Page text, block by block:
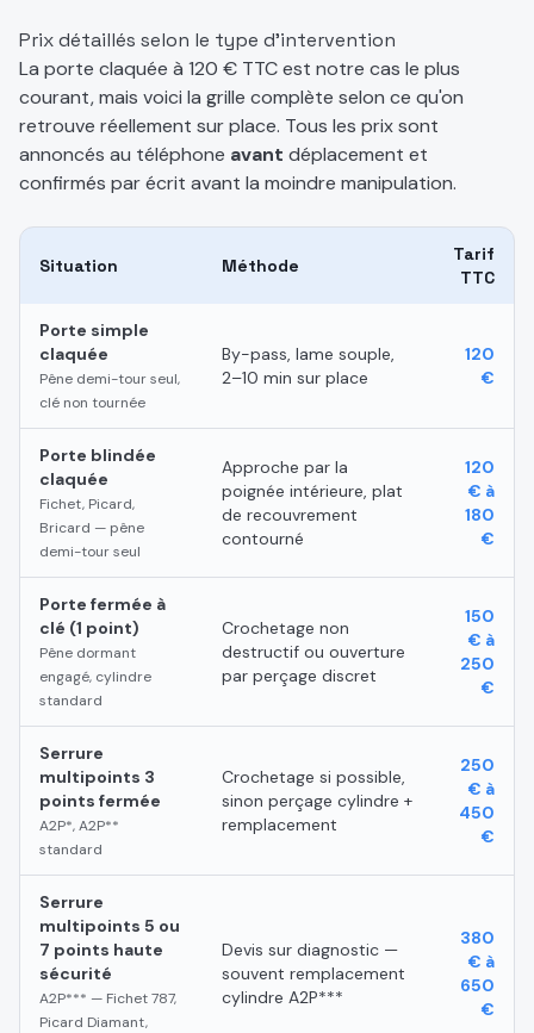
Prix détaillés selon le type d'intervention
La porte claquée à 120 € TTC est notre cas le plus
courant, mais voici la grille complète selon ce qu'on
retrouve réellement sur place. Tous les prix sont
annoncés au téléphone avant déplacement et
confirmés par écrit avant la moindre manipulation.
Situation Méthode
Tarif
TTC
Porte simple
claquée
Pêne demi-tour seul,
clé non tournée
By-pass, lame souple,
2–10 min sur place
120
€
Porte blindée
claquée
Fichet, Picard,
Bricard — pêne
demi-tour seul
Approche par la
poignée intérieure, plat
de recouvrement
contourné
120
€ à
180
€
Porte fermée à
clé (1 point)
Pêne dormant
engagé, cylindre
standard
Crochetage non
destructif ou ouverture
par perçage discret
150
€ à
250
€
Serrure
multipoints 3
points fermée
A2P*, A2P**
standard
Crochetage si possible,
sinon perçage cylindre +
remplacement
250
€ à
450
€
Serrure
multipoints 5 ou
7 points haute
sécurité
A2P*** — Fichet 787,
Picard Diamant,
Devis sur diagnostic —
souvent remplacement
cylindre A2P***
380
€ à
650
€